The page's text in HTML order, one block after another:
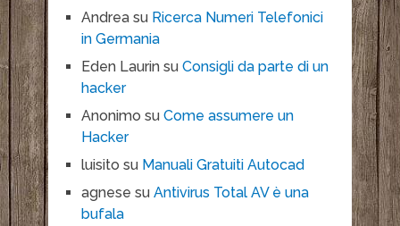
Andreasu Ricerca Numeri Telefonici
in Germania
Eden Laurinsu Consigli da parte di un
hacker
Anonimo su Come assumere un
Hacker
luisito su Manuali Gratuiti Autocad
agnese su Antivirus Total AV è una
bufala